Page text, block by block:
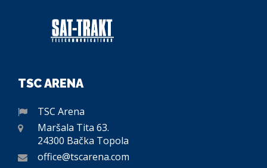
TSC ARENA
TSC Arena
Maršala Tita 63.
24300 Bačka Topola
office@tscarena.com